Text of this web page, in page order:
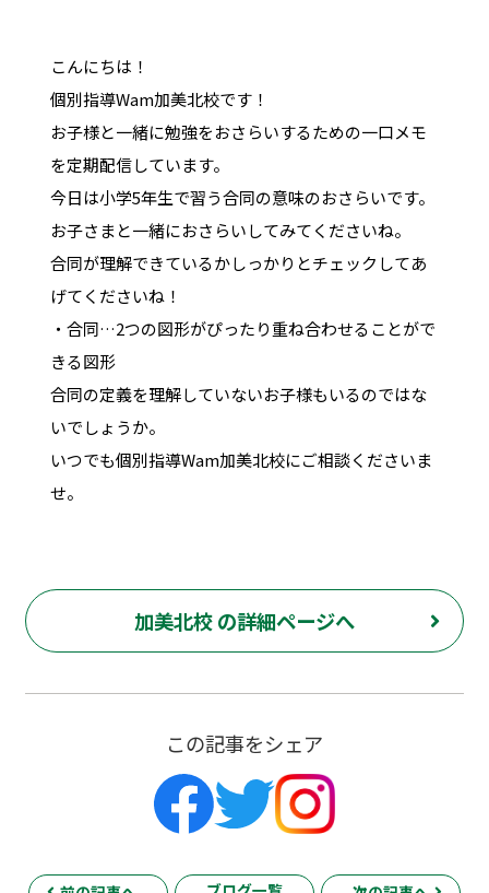
こんにちは！
個別指導Wam加美北校です！
お子様と一緒に勉強をおさらいするための一口メモ
を定期配信しています。
今日は小学5年生で習う合同の意味のおさらいです。
お子さまと一緒におさらいしてみてくださいね。
合同が理解できているかしっかりとチェックしてあ
げてくださいね！
・合同…2つの図形がぴったり重ね合わせることがで
きる図形
合同の定義を理解していないお子様もいるのではな
いでしょうか。
いつでも個別指導Wam加美北校にご相談くださいま
せ。
加美北校 の詳細ページへ
この記事をシェア